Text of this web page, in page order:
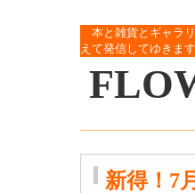
本と雑貨とギャラ
えて発信してゆきま
新得！7